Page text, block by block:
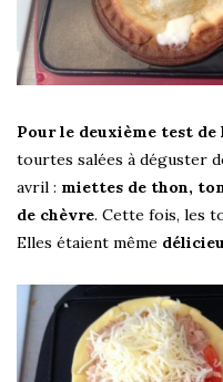
Pour le deuxième test de
tourtes salées à déguster
avril : miettes de thon,
de chèvre. Cette fois, les
Elles étaient même